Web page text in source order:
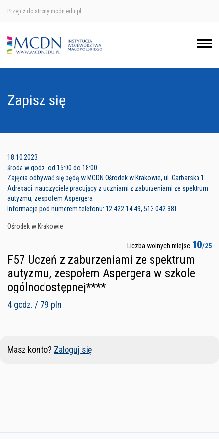
Przejdź do strony mcdn.edu.pl
Zapisz się
18.10.2023
środa w godz. od 15:00 do 18:00
Zajęcia odbywać się będą w MCDN Ośrodek w Krakowie, ul. Garbarska 1
Adresaci: nauczyciele pracujący z uczniami z zaburzeniami ze spektrum
autyzmu, zespołem Aspergera
Informacje pod numerem telefonu: 12 422 14 49, 513 042 381
Ośrodek w Krakowie
Liczba wolnych miejsc 10/25
F57 Uczeń z zaburzeniami ze spektrum
autyzmu, zespołem Aspergera w szkole
ogólnodostępnej****
4 godz. / 79 pln
Masz konto? Zaloguj się
Ośrodek w Krakowie
Ośrodek w Nowym Sączu
Ośrodek w Tarnowie